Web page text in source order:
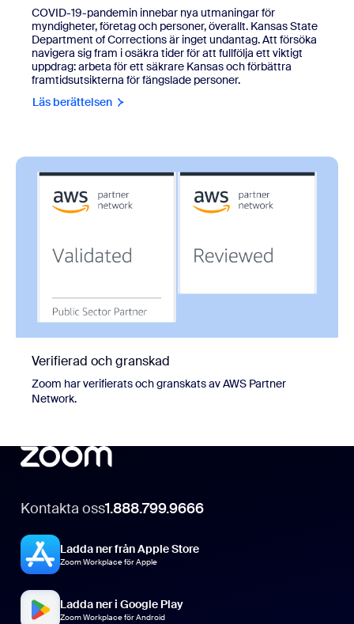
COVID-19-pandemin innebar nya utmaningar för
myndigheter, företag och personer, överallt. Kansas State
Department of Corrections är inget undantag. Att försöka
navigera sig fram i osäkra tider för att fullfölja ett viktigt
uppdrag: arbeta för ett säkrare Kansas och förbättra
framtidsutsikterna för fängslade personer.
Läs berättelsen
Verifierad och granskad
Zoom har verifierats och granskats av AWS Partner
Network.
Kontakta oss1.888.799.9666
Ladda ner från Apple Store
Zoom Workplace för Apple
Ladda ner i Google Play
Zoom Workplace för Android